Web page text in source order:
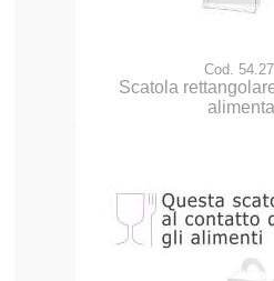
Cod.
Scatola